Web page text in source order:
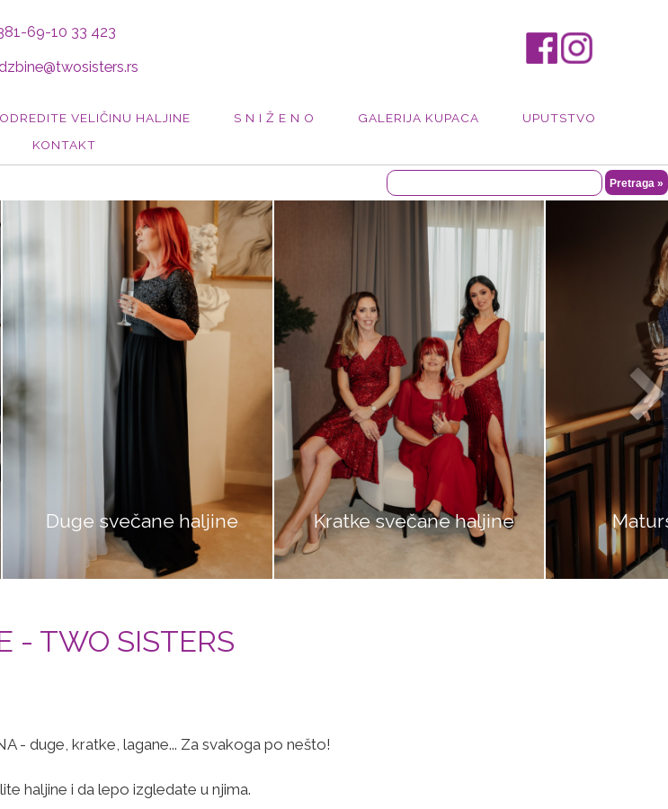
69-10 33 423
ODREDITE VELIČINU HALJINE S N I Ž E N O GALERIJA KUPACA
UPUTSTVO
KONTAKT
Duge svečane haljine Kratke svečane haljine Maturske
- TWO SISTERS
- duge, kratke, lagane... Za svakoga po nešto!
haljine i da lepo izgledate u njima.